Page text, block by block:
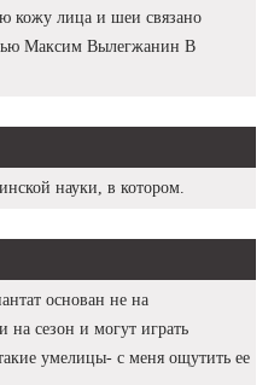
кожу лица и шеи связано
Максим Вылегжанин В
науки, в котором.
основан не на
на сезон и могут играть
умелицы- с меня ощутить ее